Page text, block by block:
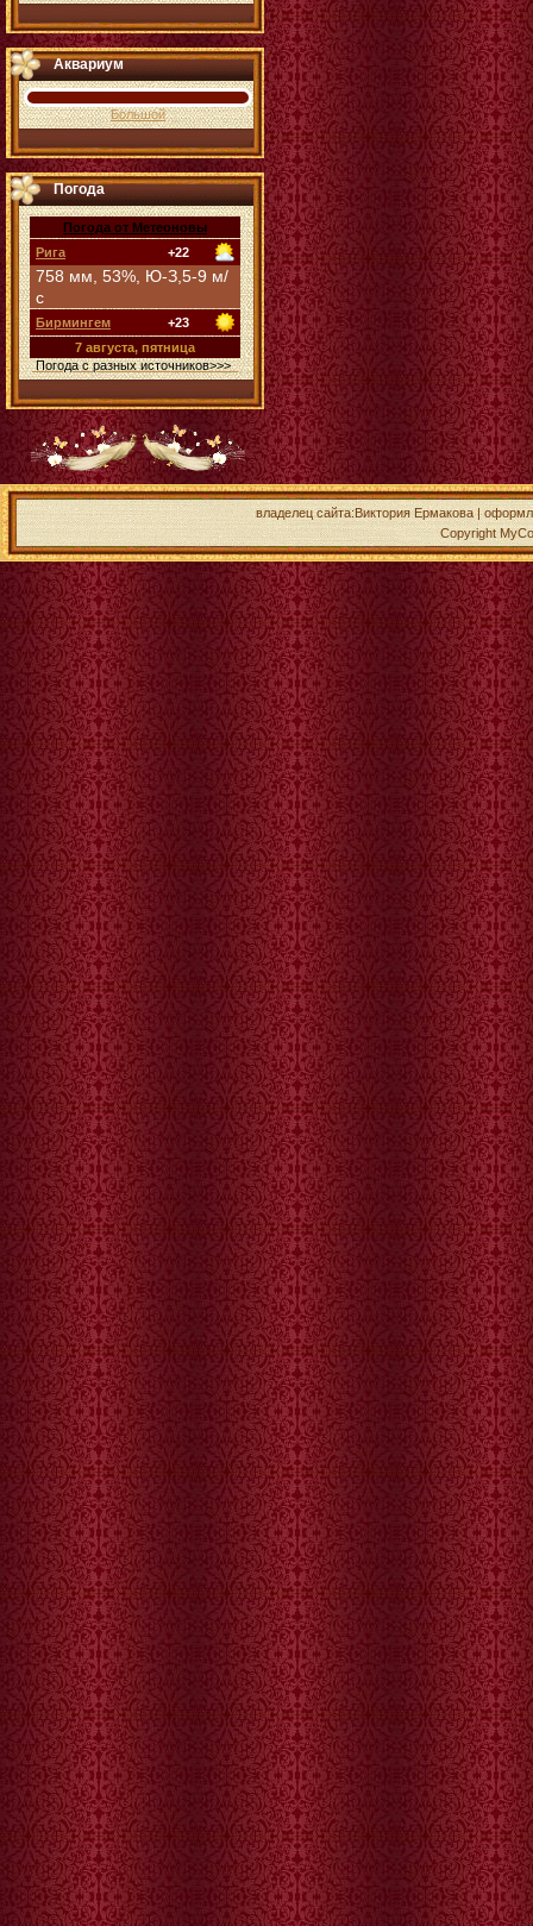
Аквариум
Большой
Погода
Погода от Метеоновы
Рига
+22
758 мм, 53%, Ю-З,5-9 м/
с
Бирмингем
+23
7 августа, пятница
Погода с разных источников>>>
владелец сайта:Виктория Ермакова |
Copyright